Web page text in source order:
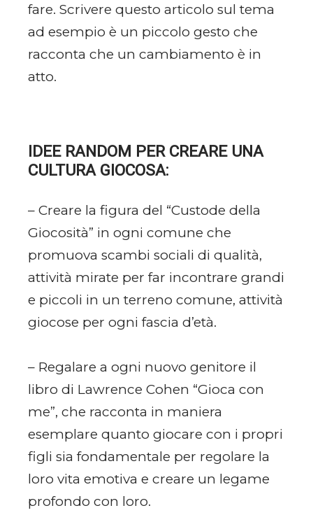
fare. Scrivere questo articolo sul tema
ad esempio è un piccolo gesto che
racconta che un cambiamento è in
atto.
IDEE RANDOM PER CREARE UNA
CULTURA GIOCOSA:
– Creare la figura del “Custode della
Giocosità” in ogni comune che
promuova scambi sociali di qualità,
attività mirate per far incontrare grandi
e piccoli in un terreno comune, attività
giocose per ogni fascia d’età.
– Regalare a ogni nuovo genitore il
libro di Lawrence Cohen “Gioca con
me”, che racconta in maniera
esemplare quanto giocare con i propri
figli sia fondamentale per regolare la
loro vita emotiva e creare un legame
profondo con loro.